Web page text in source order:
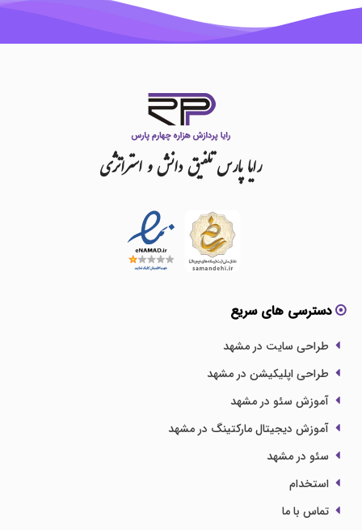
رایاپارستلفیقدانشواستراتژی
دسترسی های سریع
طراحی سایت در مشهد
طراحی اپلیکیشن در مشهد
آموزش سئو در مشهد
آموزش دیجیتال مارکتینگ در مشهد
سئو در مشهد
استخدام
تماس با ما